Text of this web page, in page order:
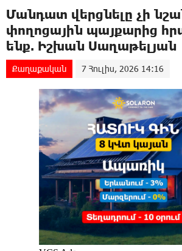
Մանդատ վերցնելը չի
փողոցային պայքարից
ենք. Իշխան Սաղաթելյան
Քաղաքական 7 Հուլիս, 2026 14:16